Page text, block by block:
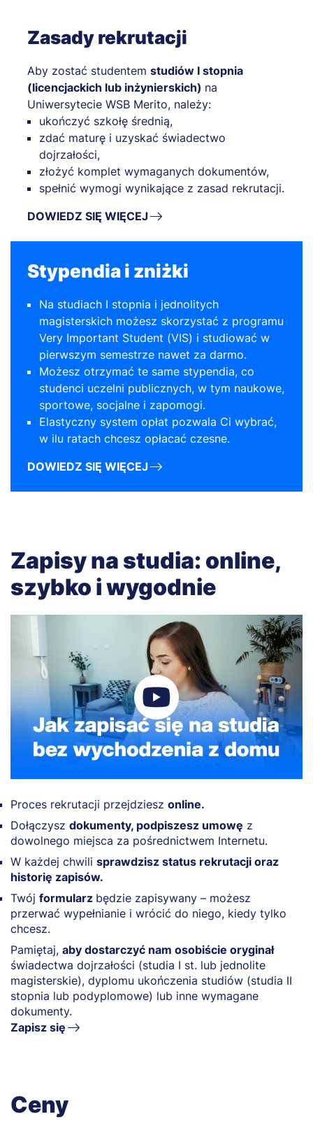
Zasady rekrutacji
Aby zostać studentem studiów I stopnia
(licencjackich lub inżynierskich) na
Uniwersytecie WSB Merito, należy:
ukończyć szkołę średnią,
zdać maturę i uzyskać świadectwo
dojrzałości,
złożyć komplet wymaganych dokumentów,
spełnić wymogi wynikające z zasad rekrutacji.
DOWIEDZ SIĘ WIĘCEJ
Stypendia i zniżki
Na studiach I stopnia i jednolitych
magisterskich możesz skorzystać z programu
Very Important Student (VIS) i studiować w
pierwszym semestrze nawet za darmo.
Możesz otrzymać te same stypendia, co
studenci uczelni publicznych, w tym naukowe,
sportowe, socjalne i zapomogi.
Elastyczny system opłat pozwala Ci wybrać,
w ilu ratach chcesz opłacać czesne.
DOWIEDZ SIĘ WIĘCEJ
Zapisy na studia: online,
szybko i wygodnie
Proces rekrutacji przejdziesz online.
Dołączysz dokumenty, podpiszesz umowę z
dowolnego miejsca za pośrednictwem Internetu.
W każdej chwili sprawdzisz status rekrutacji oraz
historię zapisów.
Twój formularz będzie zapisywany – możesz
przerwać wypełnianie i wrócić do niego, kiedy tylko
chcesz.
Pamiętaj, aby dostarczyć nam osobiście oryginał
świadectwa dojrzałości (studia I st. lub jednolite
magisterskie), dyplomu ukończenia studiów (studia II
stopnia lub podyplomowe) lub inne wymagane
dokumenty.
Zapisz się
Ceny